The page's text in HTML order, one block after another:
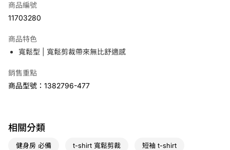
LINE Pay
悠遊付
運送方式
7-11取貨(快速到店)
宅配
商品編號
11703280
商品特色
寬鬆型 | 寬鬆剪裁帶來無比舒適感
銷售重點
商品型號：1382796-477
相關分類
健身房 必備 t-shirt 寬鬆剪裁 短袖 t-shirt